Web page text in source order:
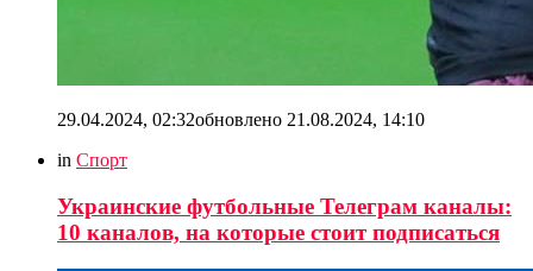
29.04.2024, 02:32обновлено 21.08.2024, 14:10
in Спорт
Украинские футбольные Телеграм каналы:
10 каналов, на которые стоит подписаться